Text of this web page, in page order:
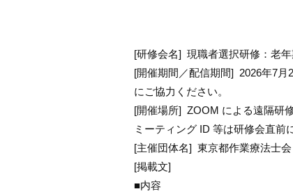
[研修会名] 現職者選択研修：老
[開催期間／配信期間] 2026年7
にご協力ください。
[開催場所] ZOOM による遠隔研
ミーティング ID 等は研修会直前
[主催団体名] 東京都作業療法士会
[掲載文]
■内容